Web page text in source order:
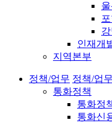
인재개
지역본부
정책/업무 정책/업무
통화정책
통화정
통화신